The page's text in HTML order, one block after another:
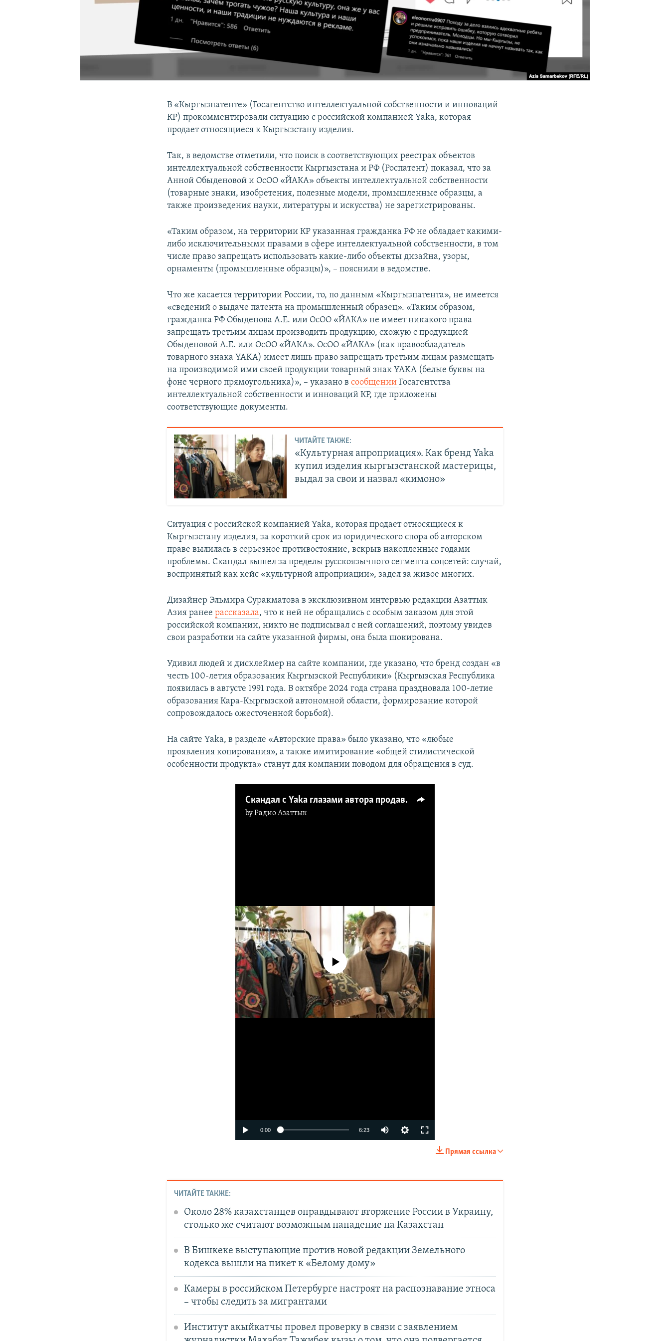
В «Кыргызпатенте» (Госагентство интеллектуальной собственности и инноваций
КР) прокомментировали ситуацию с российской компанией Yaka, которая
продает относящиеся к Кыргызстану изделия.
Так, в ведомстве отметили, что поиск в соответствующих реестрах объектов
интеллектуальной собственности Кыргызстана и РФ (Роспатент) показал, что за
Анной Обыденовой и ОсОО «ЙАКА» объекты интеллектуальной собственности
(товарные знаки, изобретения, полезные модели, промышленные образцы, а
также произведения науки, литературы и искусства) не зарегистрированы.
«Таким образом, на территории КР указанная гражданка РФ не обладает какими-
либо исключительными правами в сфере интеллектуальной собственности, в том
числе право запрещать использовать какие-либо объекты дизайна, узоры,
орнаменты (промышленные образцы)», – пояснили в ведомстве.
Что же касается территории России, то, по данным «Кыргызпатента», не имеется
«сведений о выдаче патента на промышленный образец». «Таким образом,
гражданка РФ Обыденова А.Е. или ОсОО «ЙАКА» не имеет никакого права
запрещать третьим лицам производить продукцию, схожую с продукцией
Обыденовой А.Е. или ОсОО «ЙАКА». ОсОО «ЙАКА» (как правообладатель
товарного знака YAKA) имеет лишь право запрещать третьим лицам размещать
на производимой ими своей продукции товарный знак YAKA (белые буквы на
фоне черного прямоугольника)», – указано всообщенииГосагентства
интеллектуальной собственности и инноваций КР, где приложены
соответствующие документы.
ЧИТАЙТЕ ТАКЖЕ:
«Культурная апроприация». Как бренд Yaka
купил изделия кыргызстанской мастерицы,
выдал за свои и назвал «кимоно»
Ситуация с российской компанией Yaka, которая продает относящиеся к
Кыргызстану изделия, за короткий срок из юридического спора об авторском
праве вылилась в серьезное противостояние, вскрыв накопленные годами
проблемы. Скандал вышел за пределы русскоязычного сегмента соцсетей: случай,
воспринятый как кейс «культурной апроприации», задел за живое многих.
Дизайнер Эльмира Суракматова в эксклюзивном интервью редакции Азаттык
Азия ранеерассказала, что к ней не обращались с особым заказом для этой
российской компании, никто не подписывал с ней соглашений, поэтому увидев
свои разработки на сайте указанной фирмы, она была шокирована.
Удивил людей и дисклеймер на сайте компании, где указано, что бренд создан «в
честь 100-летия образования Кыргызской Республики» (Кыргызская Республика
появилась в августе 1991 года. В октябре 2024 года страна праздновала 100-летие
образования Кара-Кыргызской автономной области, формирование которой
сопровождалось ожесточенной борьбой).
На сайте Yaka, в разделе «Авторские права» было указано, что «любые
проявления копирования», а также имитирование «общей стилистической
особенности продукта» станут для компании поводом для обращения в суд.
Скандал с Yaka глазами автора продаваемых брендом вещей и не только
byРадио Азаттык
width
No media source currently available
0:00 6:23
480p
1080p
Прямая ссылка
ЧИТАЙТЕ ТАКЖЕ:
Около 28% казахстанцев оправдывают вторжение России в Украину,
столько же считают возможным нападение на Казахстан
В Бишкеке выступающие против новой редакции Земельного
кодекса вышли на пикет к «Белому дому»
Камеры в российском Петербурге настроят на распознавание этноса
– чтобы следить за мигрантами
Институт акыйкатчы провел проверку в связи с заявлением